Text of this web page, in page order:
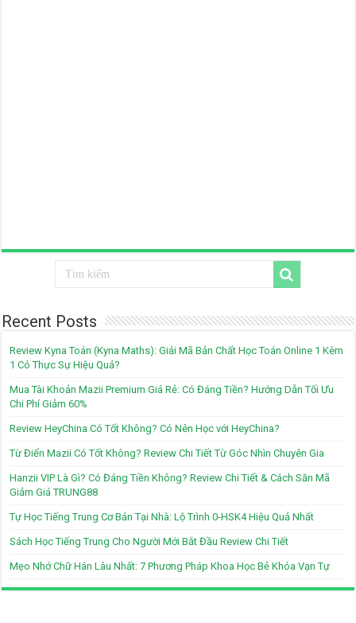
Recent Posts
Review Kyna Toán (Kyna Maths): Giải Mã Bản Chất Học Toán Online 1 Kèm
1 Có Thực Sự Hiệu Quả?
Mua Tài Khoản Mazii Premium Giá Rẻ: Có Đáng Tiền? Hướng Dẫn Tối Ưu
Chi Phí Giảm 60%
Review HeyChina Có Tốt Không? Có Nên Học với HeyChina?
Từ Điển Mazii Có Tốt Không? Review Chi Tiết Từ Góc Nhìn Chuyên Gia
Hanzii VIP Là Gì? Có Đáng Tiền Không? Review Chi Tiết & Cách Săn Mã
Giảm Giá TRUNG88
Tự Học Tiếng Trung Cơ Bản Tại Nhà: Lộ Trình 0-HSK4 Hiệu Quả Nhất
Sách Học Tiếng Trung Cho Người Mới Bắt Đầu Review Chi Tiết
Mẹo Nhớ Chữ Hán Lâu Nhất: 7 Phương Pháp Khoa Học Bẻ Khóa Vạn Tự